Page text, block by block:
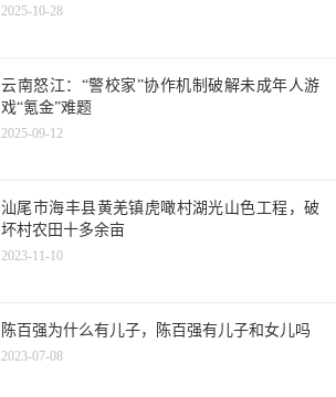
2025-10-28
云南怒江：“警校家”协作机制破解未成年人游
戏“氪金”难题
2025-09-12
汕尾市海丰县黄羌镇虎噉村湖光山色工程，破
坏村农田十多余亩
2023-11-10
陈百强为什么有儿子，陈百强有儿子和女儿吗
2023-07-08